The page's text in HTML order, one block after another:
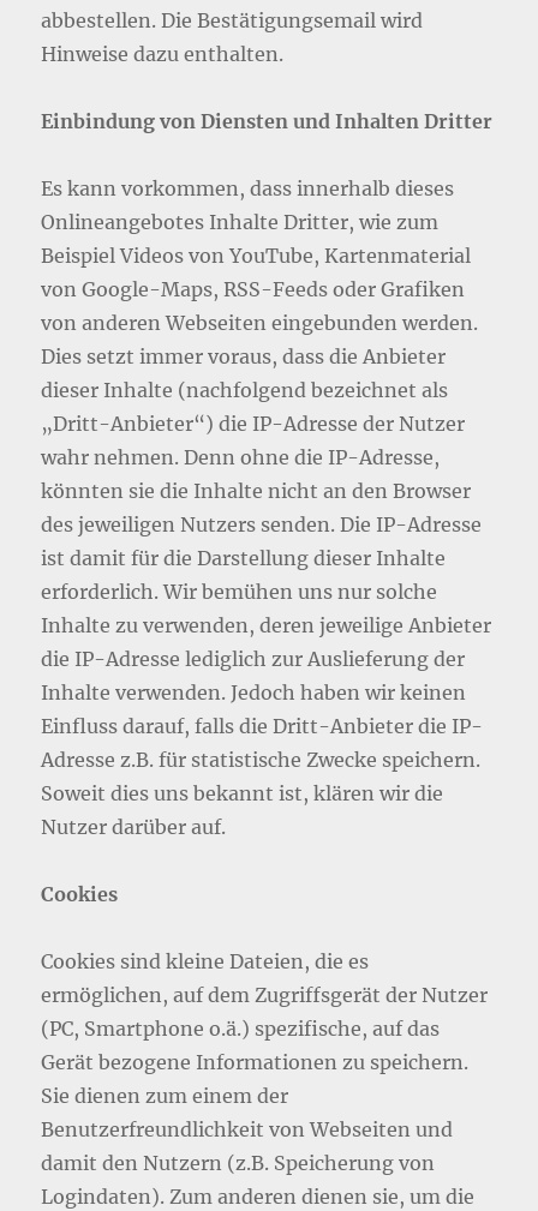
abbestellen. Die Bestätigungsemail wird
Hinweise dazu enthalten.
Einbindung von Diensten und Inhalten Dritter
Es kann vorkommen, dass innerhalb dieses
Onlineangebotes Inhalte Dritter, wie zum
Beispiel Videos von YouTube, Kartenmaterial
von Google-Maps, RSS-Feeds oder Grafiken
von anderen Webseiten eingebunden werden.
Dies setzt immer voraus, dass die Anbieter
dieser Inhalte (nachfolgend bezeichnet als
„Dritt-Anbieter“) die IP-Adresse der Nutzer
wahr nehmen. Denn ohne die IP-Adresse,
könnten sie die Inhalte nicht an den Browser
des jeweiligen Nutzers senden. Die IP-Adresse
ist damit für die Darstellung dieser Inhalte
erforderlich. Wir bemühen uns nur solche
Inhalte zu verwenden, deren jeweilige Anbieter
die IP-Adresse lediglich zur Auslieferung der
Inhalte verwenden. Jedoch haben wir keinen
Einfluss darauf, falls die Dritt-Anbieter die IP-
Adresse z.B. für statistische Zwecke speichern.
Soweit dies uns bekannt ist, klären wir die
Nutzer darüber auf.
Cookies
Cookies sind kleine Dateien, die es
ermöglichen, auf dem Zugriffsgerät der Nutzer
(PC, Smartphone o.ä.) spezifische, auf das
Gerät bezogene Informationen zu speichern.
Sie dienen zum einem der
Benutzerfreundlichkeit von Webseiten und
damit den Nutzern (z.B. Speicherung von
Logindaten). Zum anderen dienen sie, um die